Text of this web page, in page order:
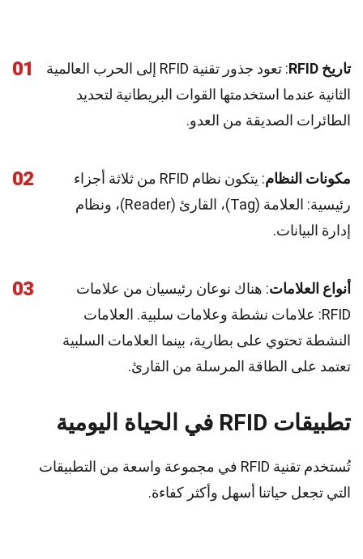
01 تاريخ RFID
: تعود جذور تقنية RFID إلى الحرب العالمية
الثانية عندما استخدمتها القوات البريطانية لتحديد
الطائرات الصديقة من العدو.
02 مكونات النظام
: يتكون نظام RFID من ثلاثة أجزاء
رئيسية: العلامة (Tag)، القارئ (Reader)، ونظام
إدارة البيانات.
03 أنواع العلامات: هناك نوعان رئيسيان من علامات
RFID: علامات نشطة وعلامات سلبية. العلامات
النشطة تحتوي على بطارية، بينما العلامات السلبية
تعتمد على الطاقة المرسلة من القارئ.
تطبيقات RFID في الحياة اليومية
تُستخدم تقنية RFID في مجموعة واسعة من التطبيقات
التي تجعل حياتنا أسهل وأكثر كفاءة.